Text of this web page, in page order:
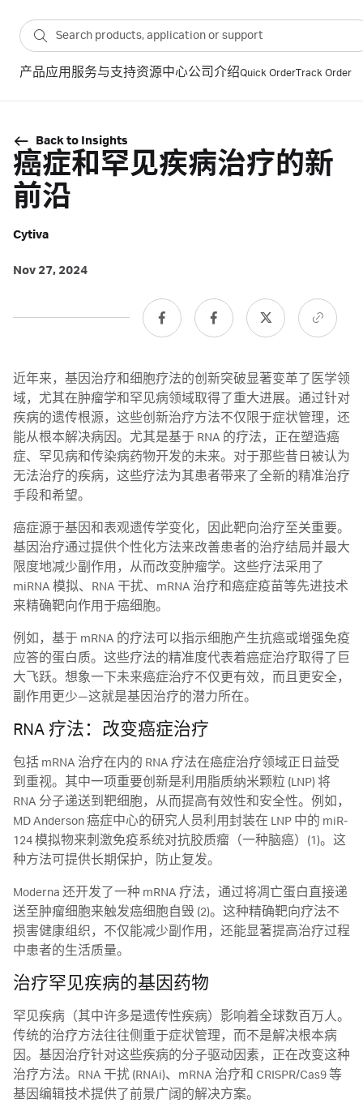
产品应用 服务与支持资源中心公司介绍Quick OrderTrack Order
Back to Insights
癌症和罕见疾病治疗的新
前沿
Cytiva
Nov 27, 2024
近年来，基因治疗和细胞疗法的创新突破显著变革了医学领
域，尤其在肿瘤学和罕见病领域取得了重大进展。通过针对
疾病的遗传根源，这些创新治疗方法不仅限于症状管理，还
能从根本解决病因。尤其是基于 RNA 的疗法，正在塑造癌
症、罕见病和传染病药物开发的未来。对于那些昔日被认为
无法治疗的疾病，这些疗法为其患者带来了全新的精准治疗
手段和希望。
癌症源于基因和表观遗传学变化，因此靶向治疗至关重要。
基因治疗通过提供个性化方法来改善患者的治疗结局并最大
限度地减少副作用，从而改变肿瘤学。这些疗法采用了
miRNA 模拟、RNA 干扰、mRNA 治疗和癌症疫苗等先进技术
来精确靶向作用于癌细胞。
例如，基于 mRNA 的疗法可以指示细胞产生抗癌或增强免疫
应答的蛋白质。这些疗法的精准度代表着癌症治疗取得了巨
大飞跃。想象一下未来癌症治疗不仅更有效，而且更安全，
副作用更少—这就是基因治疗的潜力所在。
RNA 疗法：改变癌症治疗
包括 mRNA 治疗在内的 RNA 疗法在癌症治疗领域正日益受
到重视。其中一项重要创新是利用脂质纳米颗粒 (LNP) 将
RNA 分子递送到靶细胞，从而提高有效性和安全性。例如，
MD Anderson 癌症中心的研究人员利用封装在 LNP 中的 miR-
124 模拟物来刺激免疫系统对抗胶质瘤（一种脑癌）(1)。这
种方法可提供长期保护，防止复发。
Moderna 还开发了一种 mRNA 疗法，通过将凋亡蛋白直接递
送至肿瘤细胞来触发癌细胞自毁 (2)。这种精确靶向疗法不
损害健康组织，不仅能减少副作用，还能显著提高治疗过程
中患者的生活质量。
治疗罕见疾病的基因药物
罕见疾病（其中许多是遗传性疾病）影响着全球数百万人。
传统的治疗方法往往侧重于症状管理，而不是解决根本病
因。基因治疗针对这些疾病的分子驱动因素，正在改变这种
治疗方法。RNA 干扰 (RNAi)、mRNA 治疗和 CRISPR/Cas9 等
基因编辑技术提供了前景广阔的解决方案。